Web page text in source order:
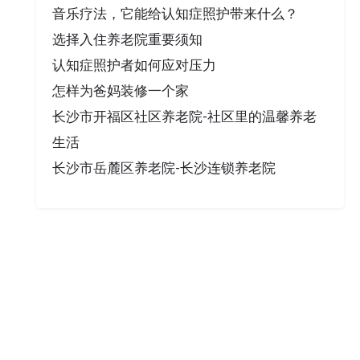
音乐疗法，它能给认知症照护带来什么？
选择入住养老院重要须知
认知症照护者如何应对压力
怎样为爸妈装修一个家
长沙市开福区社区养老院-社区里的温馨养老
生活
长沙市岳麓区养老院-长沙连锁养老院